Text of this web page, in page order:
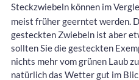
Steckzwiebeln können im
meist früher geerntet werden.
gesteckten Zwiebeln ist aber
sollten Sie die gesteckten
nichts mehr vom grünen Laub
natürlich das Wetter gut im